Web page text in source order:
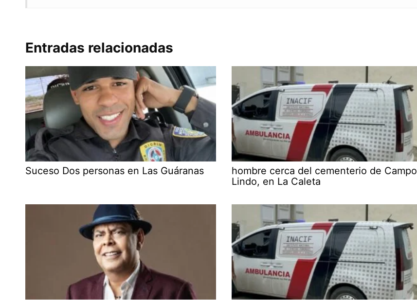
Entradas relacionadas
Suceso Dos personas en Las Guáranas
hombre cerca del cementerio de Campo
Lindo, en La Caleta